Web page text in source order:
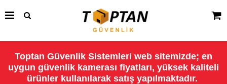
Toptan Güvenlik Sistemleri web sitemizde; en
uygun güvenlik kamerası fiyatları, yüksek kaliteli
ürünler kullanılarak satış yapılmaktadır.